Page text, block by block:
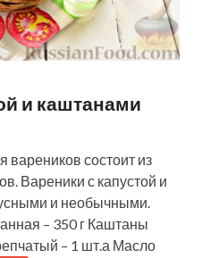
и каштанами
вареников состоит из
Вареники с капустой и
и необычными.
– 350 г Каштаны
– 1 шт.а Масло